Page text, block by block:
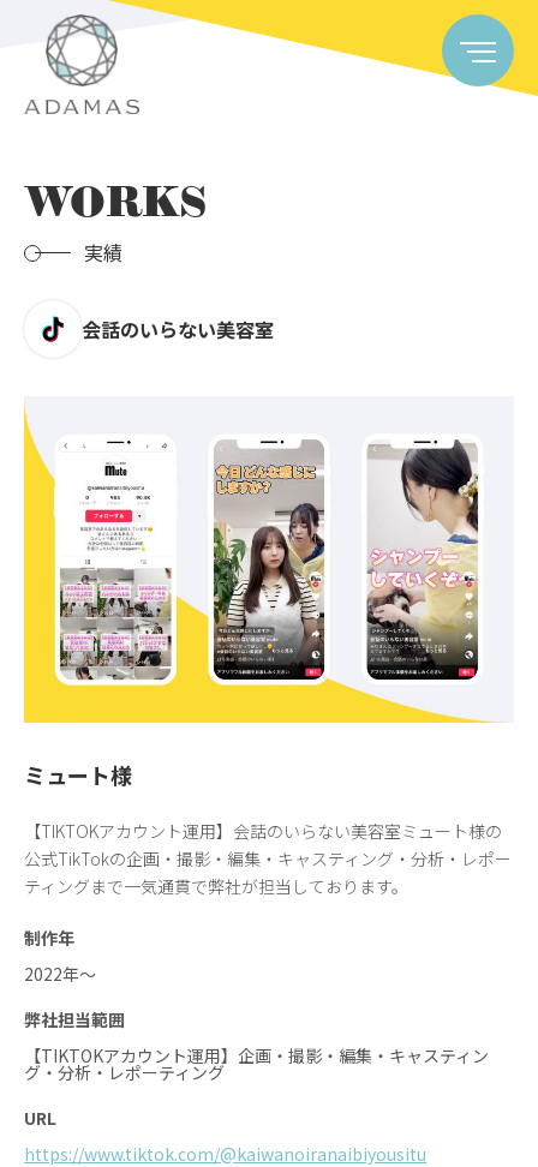
WORKS
実績
会話のいらない美容室
ミュート様
【TIKTOKアカウント運用】会話のいらない美容室ミュート様の
公式TikTokの企画・撮影・編集・キャスティング・分析・レポー
ティングまで一気通貫で弊社が担当しております。
制作年
2022年〜
弊社担当範囲
【TIKTOKアカウント運用】企画・撮影・編集・キャスティン
グ・分析・レポーティング
URL
https://www.tiktok.com/@kaiwanoiranaibiyousitu